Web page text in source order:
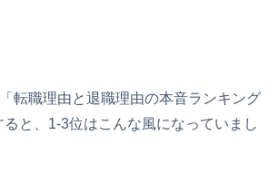
転職理由と退職理由の本音ランキング
と、1-3位はこんな風になっていまし